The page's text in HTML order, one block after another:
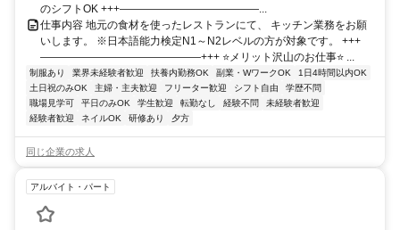
のシフトOK +++—————————————...
仕事内容 地元の食材を使ったレストランにて、 キッチン業務をお願
いします。 ※日本語能力検定N1～N2レベルの方が対象です。 +++
———————————————+++ ⭐メリット沢山のお仕事⭐ ...
制服あり 業界未経験者歓迎 扶養内勤務OK 副業・WワークOK
1日4時間以内OK
土日祝のみOK
主婦・主夫歓迎 フリーター歓迎 シフト自由
学歴不問
職場見学可
平日のみOK 学生歓迎 転勤なし 経験不問
未経験者歓迎
経験者歓迎
ネイルOK 研修あり 夕方
同じ企業の求人
アルバイト・パート